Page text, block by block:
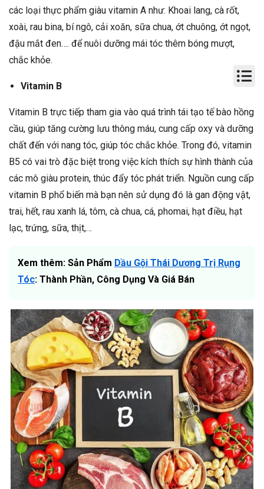
các loại thực phẩm giàu vitamin A như: Khoai lang, cà rốt,
xoài, rau bina, bí ngô, cải xoăn, sữa chua, ớt chuông, ớt ngọt,
đậu mắt đen…. để nuôi dưỡng mái tóc thêm bóng mượt,
chắc khỏe.
Vitamin B
Vitamin B trực tiếp tham gia vào quá trình tái tạo tế bào hồng
cầu, giúp tăng cường lưu thông máu, cung cấp oxy và dưỡng
chất đến với nang tóc, giúp tóc chắc khỏe. Trong đó, vitamin
B5 có vai trò đặc biệt trong việc kích thích sự hình thành của
các mô giàu protein, thúc đẩy tóc phát triển. Nguồn cung cấp
vitamin B phổ biến mà bạn nên sử dụng đó là gan động vật,
trai, hết, rau xanh lá, tôm, cà chua, cá, phomai, hạt điều, hạt
lạc, trứng, sữa, thịt,…
Xem thêm: Sản Phẩm Dầu Gội Thái Dương Trị Rụng
Tóc: Thành Phần, Công Dụng Và Giá Bán